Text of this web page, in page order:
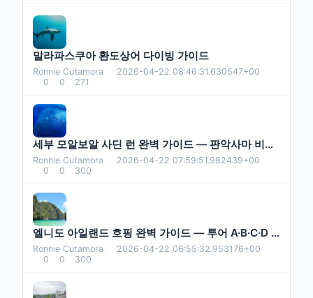
말라파스쿠아 환도상어 다이빙 가이드
Ronnie Cutamora
2026-04-22 08:46:31.630547+00
0
0 271
세부 모알보알 사딘 런 완벽 가이드 — 판악사마 비치에서 만나는 은빛 회오리
Ronnie Cutamora
2026-04-22 07:59:51.982439+00
0
0 300
엘니도 아일랜드 호핑 완벽 가이드 — 투어 A·B·C·D 코스, 요금(ETDF 400페소), 가는 법, 2026년 최신판
Ronnie Cutamora
2026-04-22 06:55:32.953176+00
0
0 300